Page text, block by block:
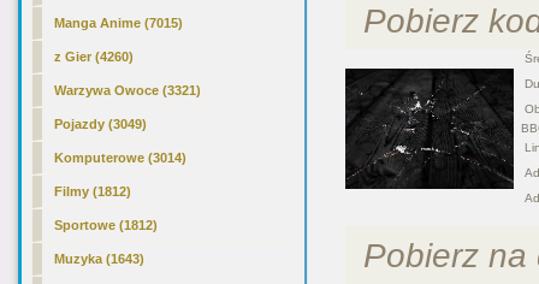
Manga Anime (7015)
z Gier (4260)
Warzywa Owoce (3321)
Pojazdy (3049)
Komputerowe (3014)
Filmy (1812)
Sportowe (1812)
Muzyka (1643)
Pobierz
Pobierz na